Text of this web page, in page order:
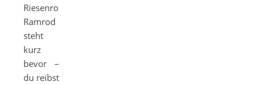
Riesenroboters
Ramrod
steht
kurz
bevor –
du reibst